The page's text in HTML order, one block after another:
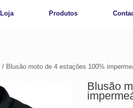
Loja Produtos
/ Blusão moto de 4 estações 100%
Blusão